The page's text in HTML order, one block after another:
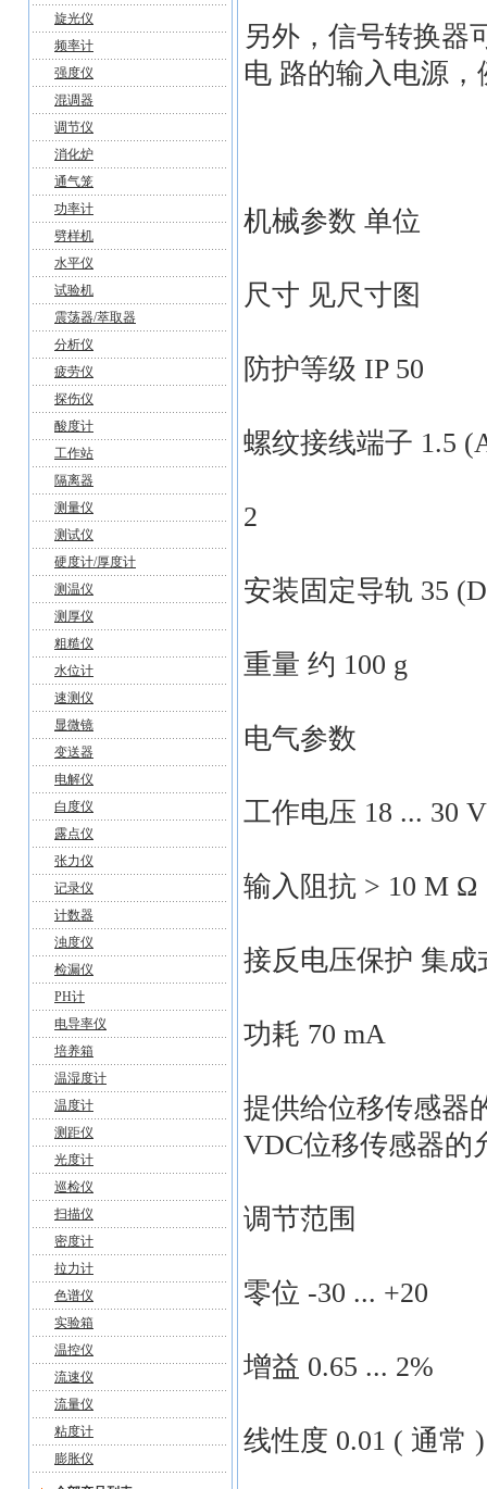
旋光仪
频率计
强度仪
混调器
调节仪
消化炉
通气笼
功率计
劈样机
水平仪
试验机
震荡器/萃取器
分析仪
疲劳仪
探伤仪
酸度计
工作站
隔离器
测量仪
测试仪
硬度计/厚度计
测温仪
测厚仪
粗糙仪
水位计
速测仪
显微镜
变送器
电解仪
白度仪
露点仪
张力仪
记录仪
计数器
浊度仪
检漏仪
PH计
电导率仪
培养箱
温湿度计
温度计
测距仪
光度计
巡检仪
扫描仪
密度计
拉力计
色谱仪
实验箱
温控仪
流速仪
流量仪
粘度计
膨胀仪
另外，信号转换器
电 路的输入电源
机械参数 单位
尺寸 见尺寸图
防护等级 IP 50
螺纹接线端子 1.5
2
安装固定导轨 35
重量 约 100 g
电气参数
工作电压 18 ... 30
输入阻抗 > 10 M Ω
接反电压保护 集成
功耗 70 mA
提供给位移传感器
VDC位移传感器的
调节范围
零位 -30 ... +20
增益 0.65 ... 2%
线性度 0.01 ( 通常